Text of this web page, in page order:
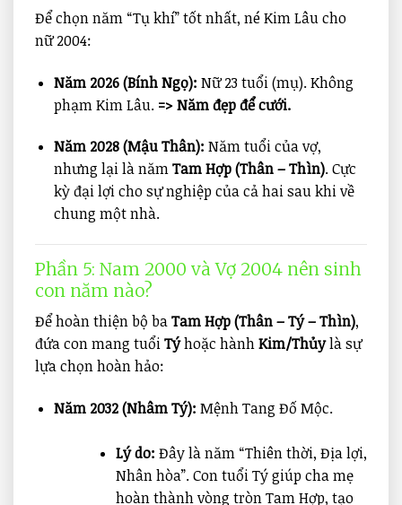
Để chọn năm “Tụ khí” tốt nhất, né Kim Lâu cho
nữ 2004:
Năm 2026 (Bính Ngọ): Nữ 23 tuổi (mụ). Không
phạm Kim Lâu. => Năm đẹp để cưới.
Năm 2028 (Mậu Thân): Năm tuổi của vợ,
nhưng lại là nămTam Hợp (Thân – Thìn). Cực
kỳ đại lợi cho sự nghiệp của cả hai sau khi về
chung một nhà.
Phần 5: Nam 2000 và Vợ 2004 nên sinh
con năm nào?
Để hoàn thiện bộ baTam Hợp (Thân – Tý – Thìn),
đứa con mang tuổiTýhoặc hànhKim/Thủylà sự
lựa chọn hoàn hảo:
Năm 2032 (Nhâm Tý): Mệnh Tang Đố Mộc.
Lý do: Đây là năm “Thiên thời, Địa lợi,
Nhân hòa”. Con tuổi Tý giúp cha mẹ
hoàn thành vòng tròn Tam Hợp, tạo